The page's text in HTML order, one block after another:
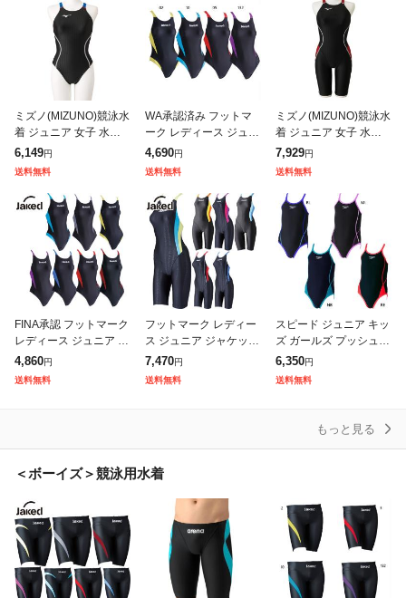
ミズノ(MIZUNO)競泳水
着 ジュニア 女子 水泳
ミディアムカット WA
承認モデル N2MA1424
91(Jr)
6,149円
送料無料
WA承認済み フットマ
ーク レディース ジュニ
ア ジャケッド Jaked J-
ELASTICO STR ワンピ
ース スイムウエア
4,690円
送料無料
ミズノ(MIZUNO)競泳水
着 ジュニア 女子 水泳
ハーフスーツ レースオ
ープンバック N2MG14
2496(Jr)
7,929円
送料無料
FINA承認 フットマーク
レディース ジュニア ジ
ャケッド エキスパート
タイプ2 Jaked EXPER
T TYPE2 J-
4,860円
送料無料
フットマーク レディー
ス ジュニア ジャケッド
エキスパート タイプ2 J
aked EXPERT TYPE2 J
-ELASTIC
7,470円
送料無料
スピード ジュニア キッ
ズ ガールズ プッシュア
ップターンズスーツ Pu
sh Up TurnS Suit スイ
ムウエア スイミン
6,350円
送料無料
もっと見る
＜ボーイズ＞競泳用水着